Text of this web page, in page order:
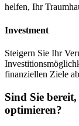
helfen, Ihr
Investment
Steigern Sie Ihr
finanziellen Ziele
Sind Sie
optimieren?